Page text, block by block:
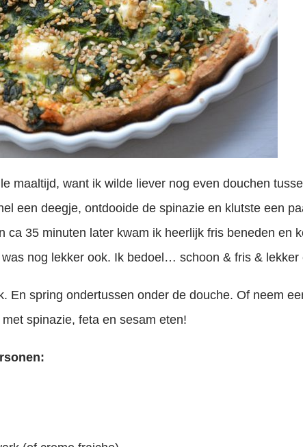
maaltijd, want ik wilde liever nog even douchen
een deegje, ontdooide de spinazie en klutste een
ca 35 minuten later kwam ik heerlijk fris beneden en
nog lekker ook. Ik bedoel… schoon & fris &
En spring ondertussen onder de douche. Of neem
spinazie, feta en sesam eten!